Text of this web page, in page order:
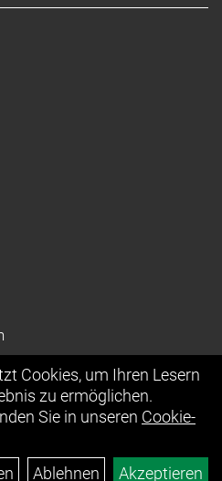
Cookies, um Ihren Lesern
zu ermöglichen.
Sie in unseren Cookie-
Ablehnen Akzeptieren